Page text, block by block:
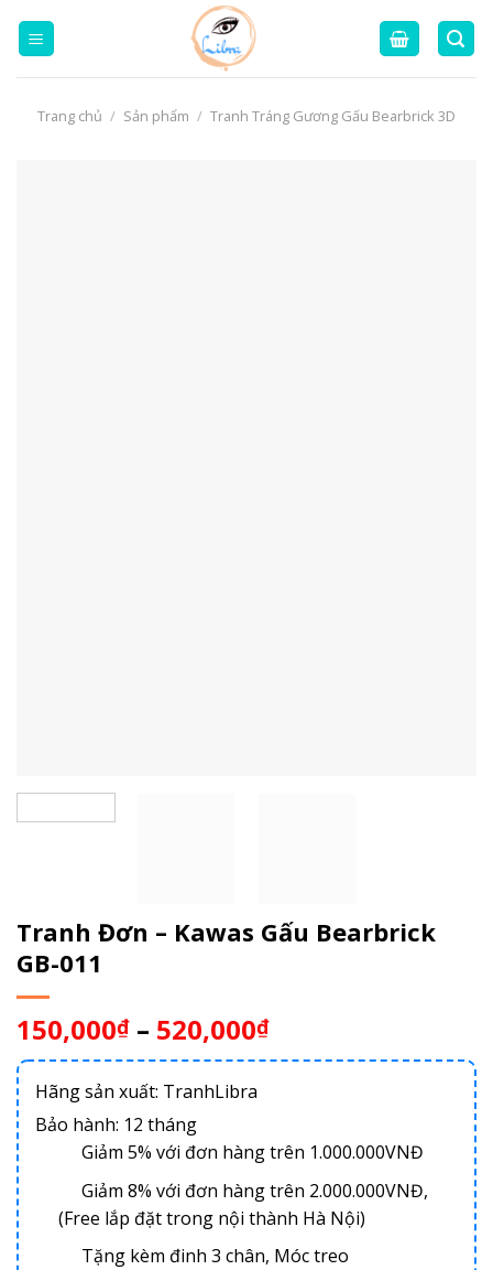
Trang chủ / Sản phẩm / Tranh Tráng Gương Gấu Bearbrick 3D
Tranh Đơn – Kawas Gấu Bearbrick
GB-011
150,000₫ – 520,000₫
Hãng sản xuất: TranhLibra
Bảo hành: 12 tháng
Giảm 5% với đơn hàng trên 1.000.000VNĐ
Giảm 8% với đơn hàng trên 2.000.000VNĐ,
(Free lắp đặt trong nội thành Hà Nội)
Tặng kèm đinh 3 chân, Móc treo